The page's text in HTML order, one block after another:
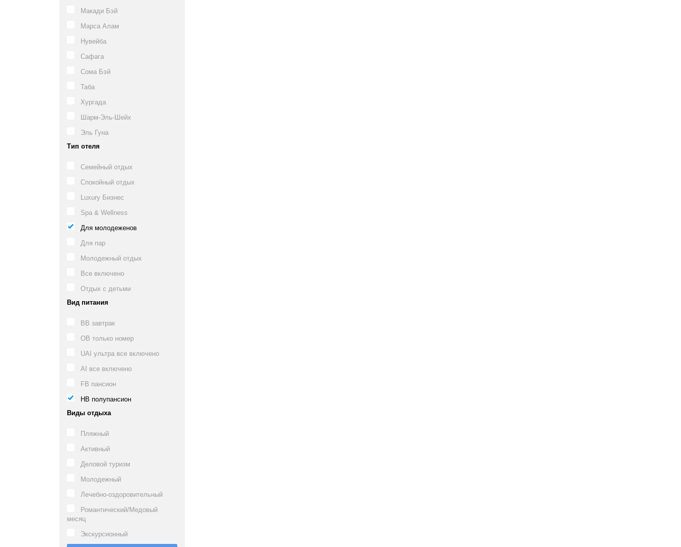
Макади Бэй
Марса Алам
Нувейба
Сафага
Сома Бэй
Таба
Хургада
Шарм-Эль-Шейх
Эль Гуна
Тип отеля
Семейный отдых
Спокойный отдых
Luxury Бизнес
Spa & Wellness
Для молодеженов
Для пар
Молодежный отдых
Все включено
Отдых с детьми
Вид питания
BB завтрак
OB только номер
UAI ультра все включено
AI все включено
FB пансион
HB полупансион
Виды отдыха
Пляжный
Активный
Деловой туризм
Молодежный
Лечебно-оздоровительный
Романтический/Медовый
месяц
Экскурсионный